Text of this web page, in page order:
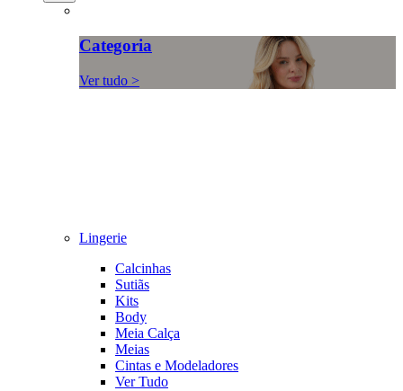
Categoria
Ver tudo >
Lingerie
Calcinhas
Sutiãs
Kits
Body
Meia Calça
Meias
Cintas e Modeladores
Ver Tudo